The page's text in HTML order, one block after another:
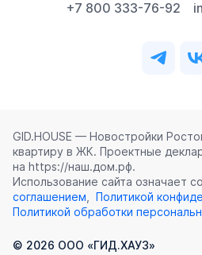
+7 800 333-76-92
GID.HOUSE — Новостройки
квартиру в ЖК. Проектные
на https://наш.дом.рф.
Использование сайта означает
соглашением, Политикой
Политикой обработки
© 2026 ООО «ГИД.ХАУЗ»